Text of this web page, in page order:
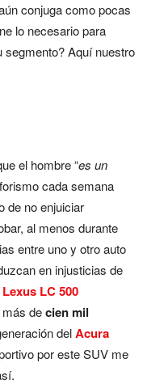
conjuga como pocas
lo necesario para
Aquí nuestro
el hombre “es un
cada semana
de no enjuiciar
al menos durante
entre uno y otro auto
en injusticias de
Lexus LC 500
decien mil
delAcura
por este SUV me